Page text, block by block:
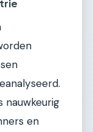
nauwkeurig
en